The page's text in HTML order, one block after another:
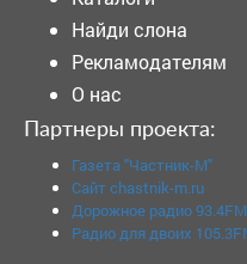
Найди слона
Рекламодателям
О нас
Партнеры проекта:
Газета "Частник-М"
Сайт chastnik-m.ru
Дорожное радио 93.4FM
Радио для двоих